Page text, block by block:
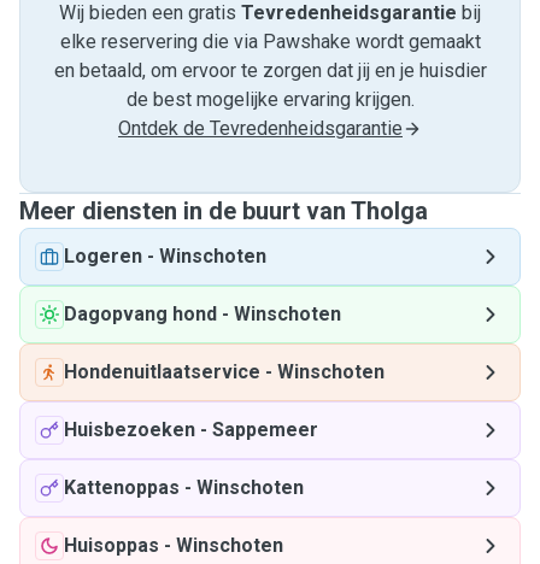
Wij bieden een gratis Tevredenheids­garantie bij
elke reservering die via Pawshake wordt gemaakt
en betaald, om ervoor te zorgen dat jij en je huisdier
de best mogelijke ervaring krijgen.
Ontdek de Tevredenheidsgarantie
Meer diensten in de buurt van Tholga
Logeren - Winschoten
Dagopvang hond - Winschoten
Hondenuitlaatservice - Winschoten
Huisbezoeken - Sappemeer
Kattenoppas - Winschoten
Huisoppas - Winschoten